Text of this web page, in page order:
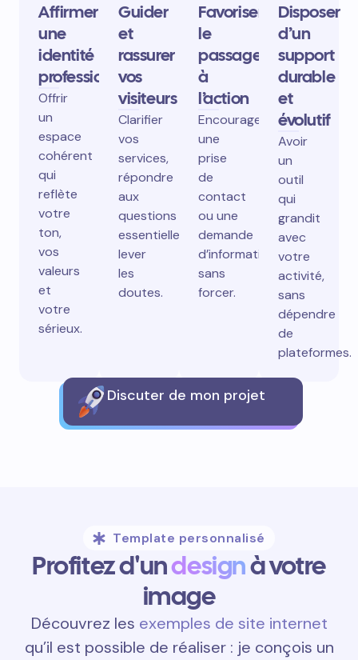
Affirmer
une
identité
professionnelle
Offrir
un
espace
cohérent
qui
reflète
votre
ton,
vos
valeurs
et
votre
sérieux.
Guider
et
rassurer
vos
visiteurs
Clarifier
vos
services,
répondre
aux
questions
essentielles,
lever
les
doutes.
Favoriser
le
passage
à
l’action
Encourager
une
prise
de
contact
ou une
demande
d’information
sans
forcer.
Disposer
d’un
support
durable
et
évolutif
Avoir
un
outil
qui
grandit
avec
votre
activité,
sans
dépendre
de
plateformes.
Discuter de mon projet
Template personnalisé
Profitez d'undesignà votre
image
Découvrez les exemples de site internet
qu’il est possible de réaliser : je conçois un